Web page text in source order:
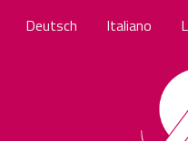
Deutsch Italiano